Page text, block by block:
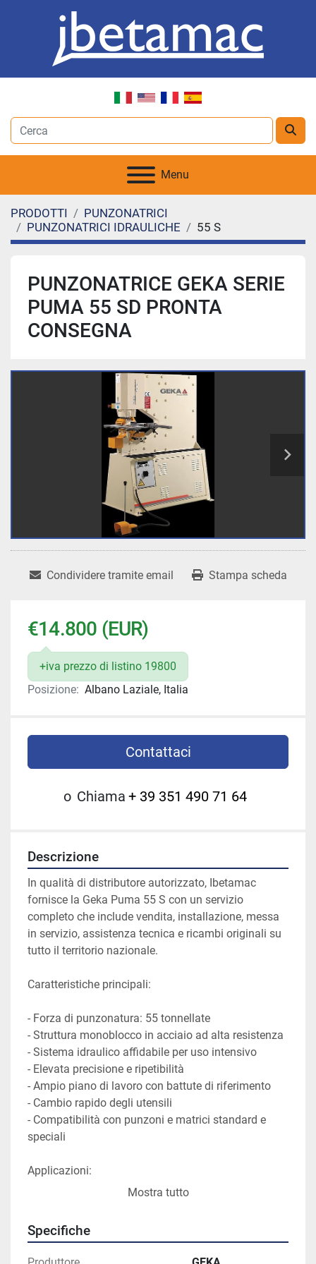
Menu
PRODOTTI
PUNZONATRICI
PUNZONATRICI IDRAULICHE
55 S
PUNZONATRICE GEKA SERIE
PUMA 55 SD PRONTA
CONSEGNA
Condividere tramite email Stampa scheda
€14.800 (EUR)
+iva prezzo di listino 19800
Posizione: Albano Laziale, Italia
Contattaci
o Chiama + 39 351 490 71 64
Descrizione
In qualità di distributore autorizzato, Ibetamac
fornisce la Geka Puma 55 S con un servizio
completo che include vendita, installazione, messa
in servizio, assistenza tecnica e ricambi originali su
tutto il territorio nazionale.
Caratteristiche principali:
- Forza di punzonatura: 55 tonnellate
- Struttura monoblocco in acciaio ad alta resistenza
- Sistema idraulico affidabile per uso intensivo
- Elevata precisione e ripetibilità
- Ampio piano di lavoro con battute di riferimento
- Cambio rapido degli utensili
- Compatibilità con punzoni e matrici standard e
speciali
Applicazioni:
metallici
- Carpenteria metallica leggera e media
Mostra tutto
Specifiche